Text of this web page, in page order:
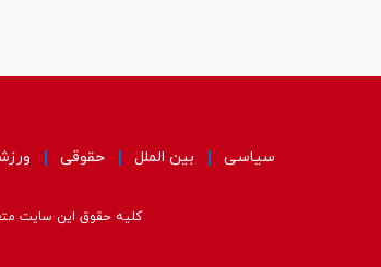
سیاسی بین الملل حقوقی
کلیه حقوق این سایت